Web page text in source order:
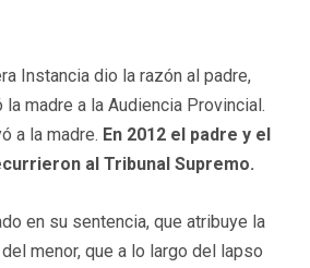
Instancia dio la razón al padre,
madre a la Audiencia Provincial.
a la madre. En 2012 el padre y el
al Tribunal Supremo.
en su sentencia, que atribuye la
menor, que a lo largo del lapso